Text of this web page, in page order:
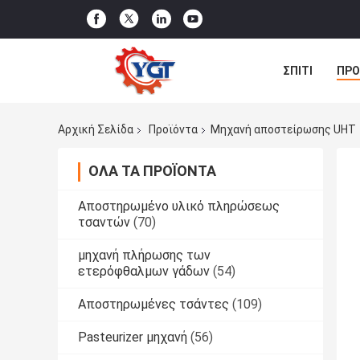
ΣΠΊΤΙ
Αρχική Σελίδα
Προϊόντα Μηχανή αποστείρωσης UHT
ΌΛΑ ΤΑ ΠΡΟΪΌΝΤΑ
Αποστηρωμένο υλικό πληρώσεως
τσαντών (70)
μηχανή πλήρωσης των
ετερόφθαλμων γάδων (54)
Αποστηρωμένες τσάντες (109)
Pasteurizer μηχανή (56)